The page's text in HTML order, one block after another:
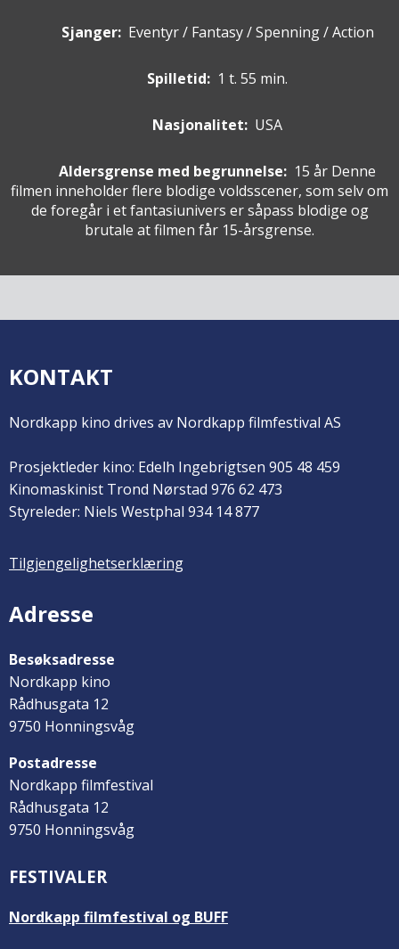
Sjanger: Eventyr / Fantasy / Spenning / Action
Spilletid: 1 t. 55 min.
Nasjonalitet: USA
Aldersgrense med begrunnelse: 15 år Denne
filmen inneholder flere blodige voldsscener, som selv om
de foregår i et fantasiunivers er såpass blodige og
brutale at filmen får 15-årsgrense.
KONTAKT
Nordkapp kino drives av Nordkapp filmfestival AS
Prosjektleder kino: Edelh Ingebrigtsen 905 48 459
Kinomaskinist Trond Nørstad 976 62 473
Styreleder: Niels Westphal 934 14 877
Tilgjengelighetserklæring
Adresse
Besøksadresse
Nordkapp kino
Rådhusgata 12
9750 Honningsvåg
Postadresse
Nordkapp filmfestival
Rådhusgata 12
9750 Honningsvåg
FESTIVALER
Nordkapp filmfestival og BUFF